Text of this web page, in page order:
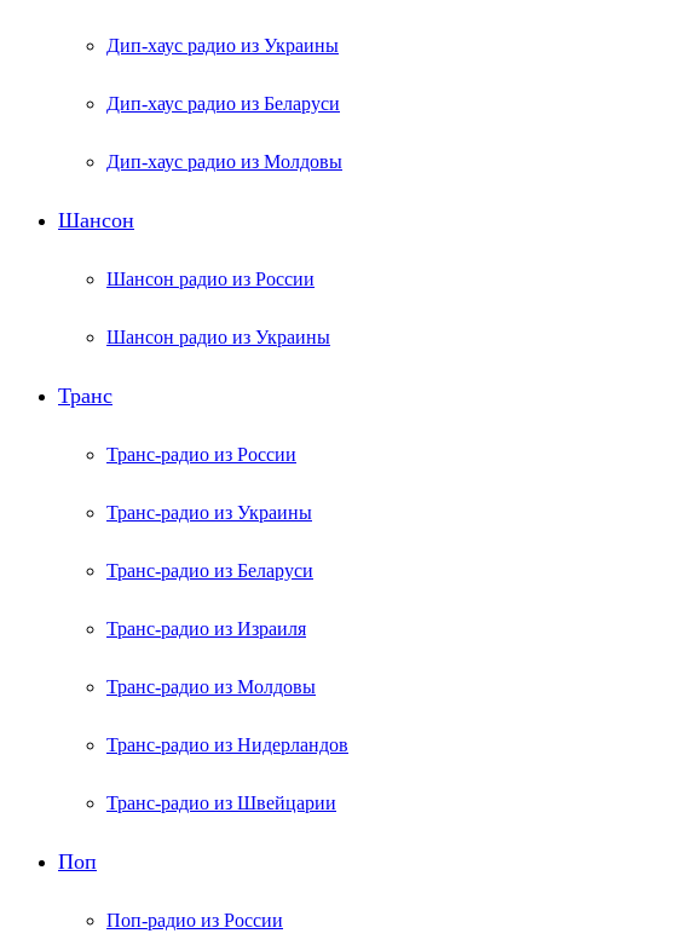
Дип-хаус радио из Украины
Дип-хаус радио из Беларуси
Дип-хаус радио из Молдовы
Шансон
Шансон радио из России
Шансон радио из Украины
Транс
Транс-радио из России
Транс-радио из Украины
Транс-радио из Беларуси
Транс-радио из Израиля
Транс-радио из Молдовы
Транс-радио из Нидерландов
Транс-радио из Швейцарии
Поп
Поп-радио из России